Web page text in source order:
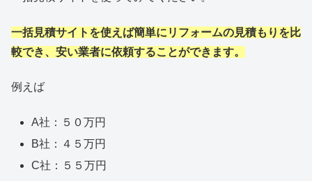
一括見積サイトを使えば簡単にリフォームの見積もりを比
較でき、安い業者に依頼することができます。
例えば
A社：５０万円
B社：４５万円
C社：５５万円